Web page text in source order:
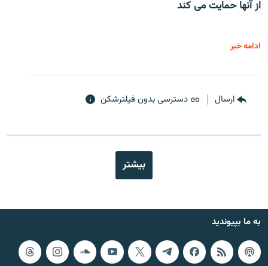
از آنها حمایت می کند
ادامه خبر
ارسال دسترسی بدون فیلترشکن
بیشتر
به ما بپیوندید